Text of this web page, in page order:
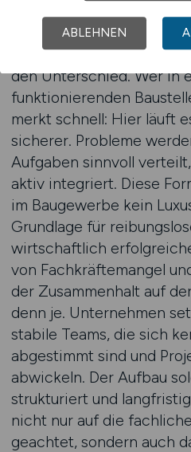
menschlich. Kollegialität,
direkte Kommunikation
den Unterschied. Wer in
funktionierenden
merkt schnell: Hier läuft
sicherer. Probleme
Aufgaben sinnvoll
aktiv integriert. Diese
im Baugewerbe kein
Grundlage für
wirtschaftlich
von Fachkräftemangel
der Zusammenhalt auf
denn je. Unternehmen
stabile Teams, die sich
abgestimmt sind und
abwickeln. Der Aufbau
strukturiert und
nicht nur auf die
geachtet, sondern auch
ABLEHNEN